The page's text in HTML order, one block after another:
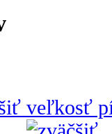
veľkosť